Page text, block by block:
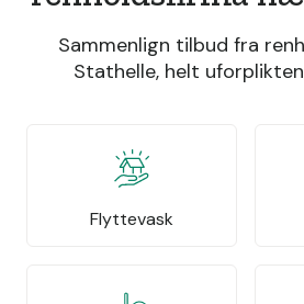
Sammenlign tilbud fra
Stathelle, helt
Flyttevask